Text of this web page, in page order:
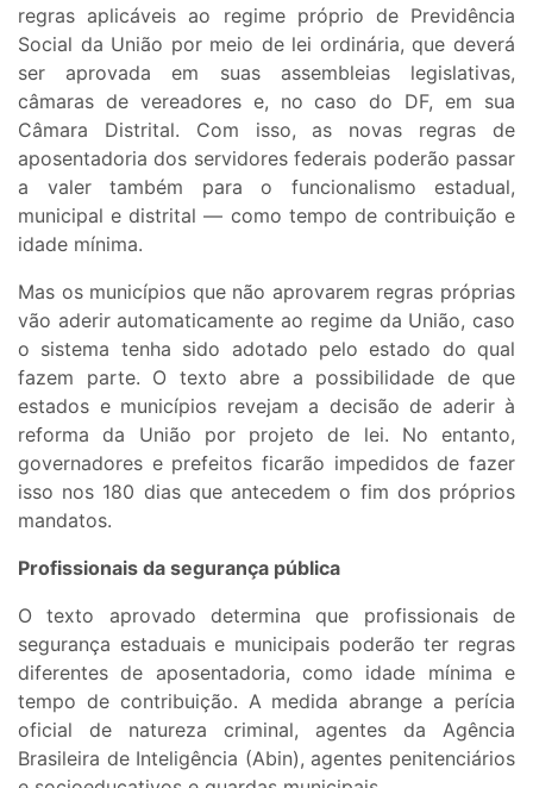
regras aplicáveis ao regime próprio de Previdência
Social da União por meio de lei ordinária, que deverá
ser aprovada em suas assembleias legislativas,
câmaras de vereadores e, no caso do DF, em sua
Câmara Distrital. Com isso, as novas regras de
aposentadoria dos servidores federais poderão passar
a valer também para o funcionalismo estadual,
municipal e distrital — como tempo de contribuição e
idade mínima.
Mas os municípios que não aprovarem regras próprias
vão aderir automaticamente ao regime da União, caso
o sistema tenha sido adotado pelo estado do qual
fazem parte. O texto abre a possibilidade de que
estados e municípios revejam a decisão de aderir à
reforma da União por projeto de lei. No entanto,
governadores e prefeitos ficarão impedidos de fazer
isso nos 180 dias que antecedem o fim dos próprios
mandatos.
Profissionais da segurança pública
O texto aprovado determina que profissionais de
segurança estaduais e municipais poderão ter regras
diferentes de aposentadoria, como idade mínima e
tempo de contribuição. A medida abrange a perícia
oficial de natureza criminal, agentes da Agência
Brasileira de Inteligência (Abin), agentes penitenciários